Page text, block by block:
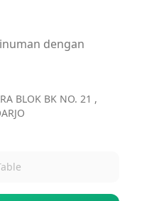
dengan
BLOK BK NO. 21 ,